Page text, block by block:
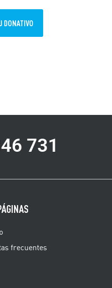
DONATIVO
731
frecuentes